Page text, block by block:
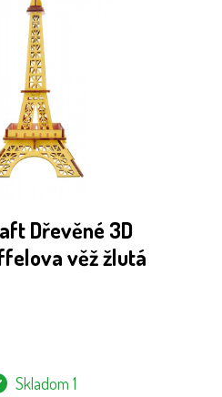
Dřevěné 3D
věž žlutá
Skladom 1